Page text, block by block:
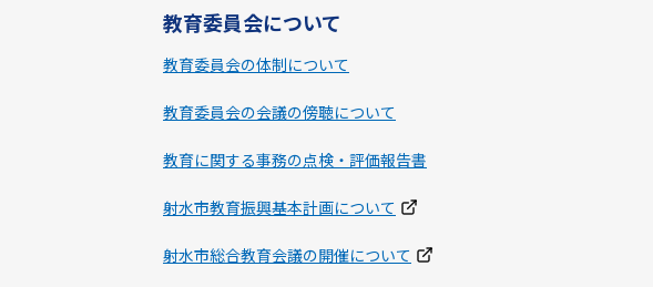
教育委員会について
教育委員会の体制について
教育委員会の会議の傍聴について
教育に関する事務の点検・評価報告書
射水市教育振興基本計画について
射水市総合教育会議の開催について